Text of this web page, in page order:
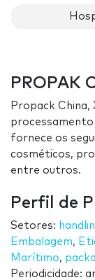
PROPAK
Propack China,
processamento
fornece os
cosméticos,
entre outros.
Perfil de
Setores:
Embalagem,
Marítimo,
Periodicidade: